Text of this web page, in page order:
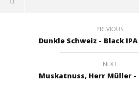
PREVIOUS
Dunkle Schweiz - Black
NEXT
Muskatnuss, Herr Müller -